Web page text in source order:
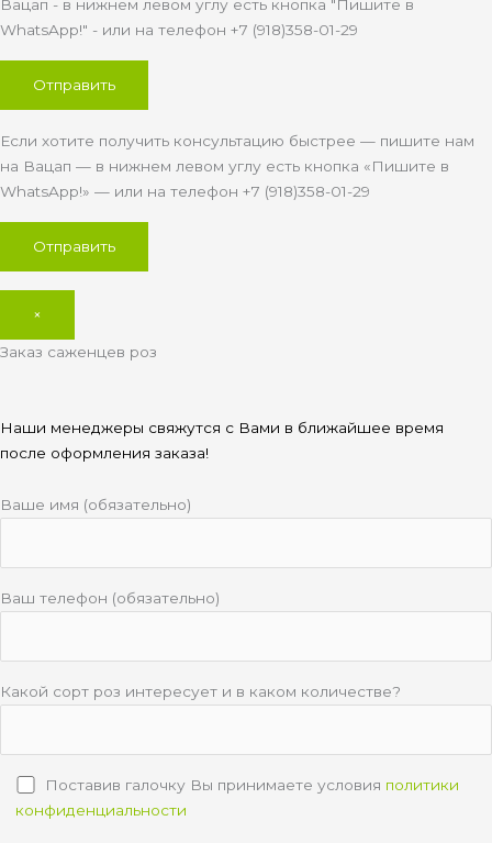
Вацап - в нижнем левом углу есть кнопка "Пишите в
WhatsApp!" - или на телефон +7 (918)358-01-29
Если хотите получить консультацию быстрее — пишите нам
на Вацап — в нижнем левом углу есть кнопка «Пишите в
WhatsApp!» — или на телефон +7 (918)358-01-29
×
Заказ саженцев роз
Наши менеджеры свяжутся с Вами в ближайшее время
после оформления заказа!
Ваше имя (обязательно)
Ваш телефон (обязательно)
Какой сорт роз интересует и в каком количестве?
Поставив галочку Вы принимаете условия политики
конфиденциальности